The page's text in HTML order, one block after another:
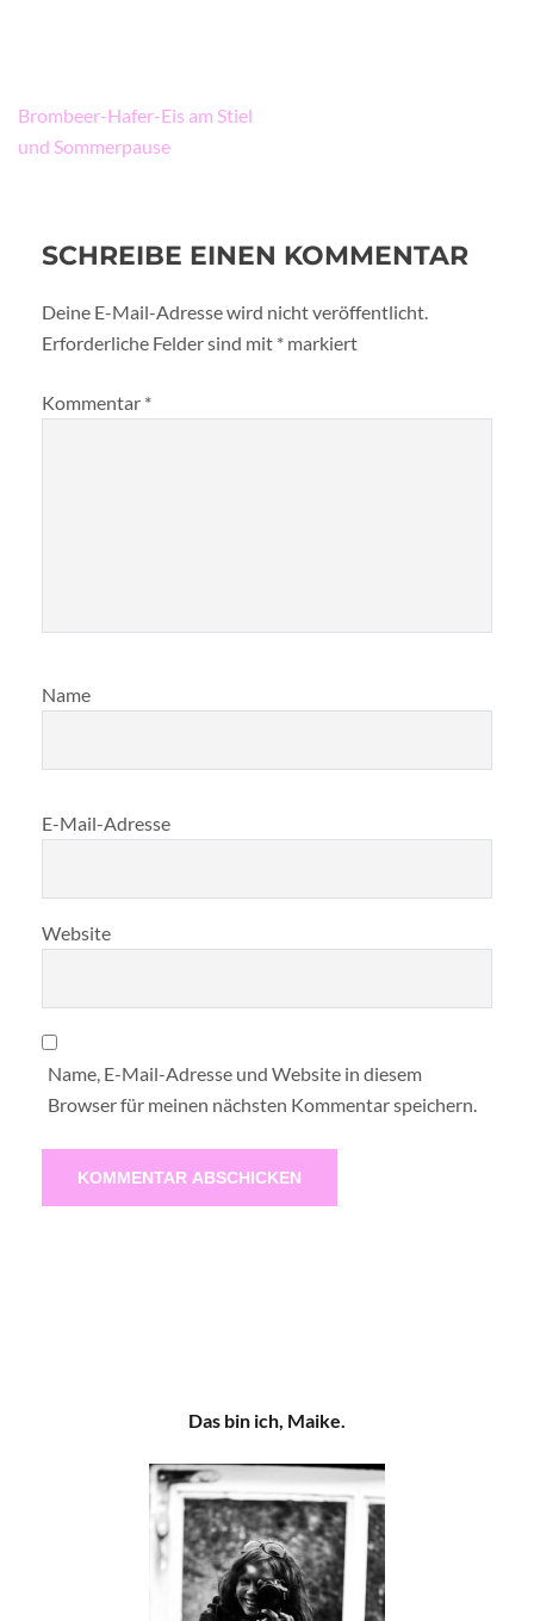
Beitragsnavigation
Brombeer-Hafer-Eis am Stiel
und Sommerpause
SCHREIBE EINEN KOMMENTAR
Deine E-Mail-Adresse wird nicht veröffentlicht.
Erforderliche Felder sind mit * markiert
Kommentar *
Name
E-Mail-Adresse
Website
Name, E-Mail-Adresse und Website in diesem
Browser für meinen nächsten Kommentar speichern.
Das bin ich, Maike.